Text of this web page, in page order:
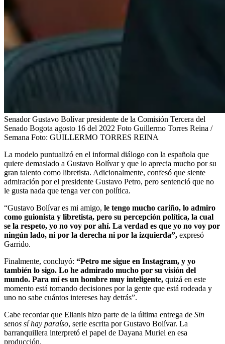
Senador Gustavo Bolívar presidente de la Comisión Tercera del
Senado Bogota agosto 16 del 2022 Foto Guillermo Torres Reina /
Semana Foto: GUILLERMO TORRES REINA
La modelo puntualizó en el informal diálogo con la española que
quiere demasiado a Gustavo Bolívar y que lo aprecia mucho por su
gran talento como libretista. Adicionalmente, confesó que siente
admiración por el presidente Gustavo Petro, pero sentenció que no
le gusta nada que tenga ver con política.
“Gustavo Bolívar es mi amigo, le tengo mucho cariño, lo admiro
como guionista y libretista, pero su percepción política, la cual
se la respeto, yo no voy por ahí. La verdad es que yo no voy por
ningún lado, ni por la derecha ni por la izquierda”, expresó
Garrido.
Finalmente, concluyó: “Petro me sigue en Instagram, y yo
también lo sigo. Lo he admirado mucho por su visión del
mundo. Para mí es un hombre muy inteligente, quizá en este
momento está tomando decisiones por la gente que está rodeada y
uno no sabe cuántos intereses hay detrás”.
Cabe recordar que Elianis hizo parte de la última entrega de Sin
senos sí hay paraíso, serie escrita por Gustavo Bolívar. La
barranquillera interpretó el papel de Dayana Muriel en esa
producción.